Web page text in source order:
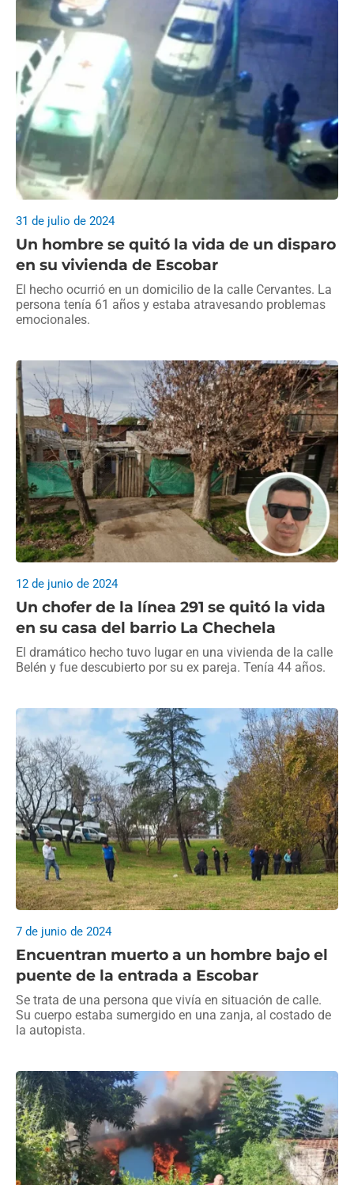
Un hombre se quitó la vida de un disparo
en su vivienda de Escobar
31 de julio de 2024
El hecho ocurrió en un domicilio de la calle Cervantes. La
persona tenía 61 años y estaba atravesando problemas
emocionales.
Un chofer de la línea 291 se quitó la vida
en su casa del barrio La Chechela
12 de junio de 2024
El dramático hecho tuvo lugar en una vivienda de la calle
Belén y fue descubierto por su ex pareja. Tenía 44 años.
Encuentran muerto a un hombre bajo el
puente de la entrada a Escobar
7 de junio de 2024
Se trata de una persona que vivía en situación de calle.
Su cuerpo estaba sumergido en una zanja, al costado de
la autopista.